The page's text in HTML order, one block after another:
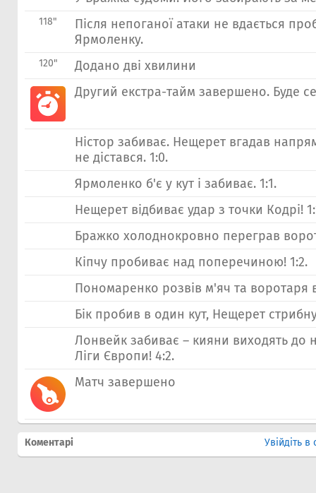
118"
Після непоганої атаки не вдається
Ярмоленку.
120"
Додано дві хвилини
Другий екстра-тайм завершено. Буде
Ністор забиває. Нещерет вгадав
не дістався. 1:0.
Ярмоленко б'є у кут і забиває. 1:1.
Нещерет відбиває удар з точки Кодрі!
Бражко холоднокровно переграв
Кіпчу пробиває над поперечиною! 1:2.
Пономаренко розвів м'яч та воротаря в
Бік пробив в один кут, Нещерет
Лонвейк забиває – кияни виходять до
Ліги Європи! 4:2.
Матч завершено
Коментарі Увійдіть в